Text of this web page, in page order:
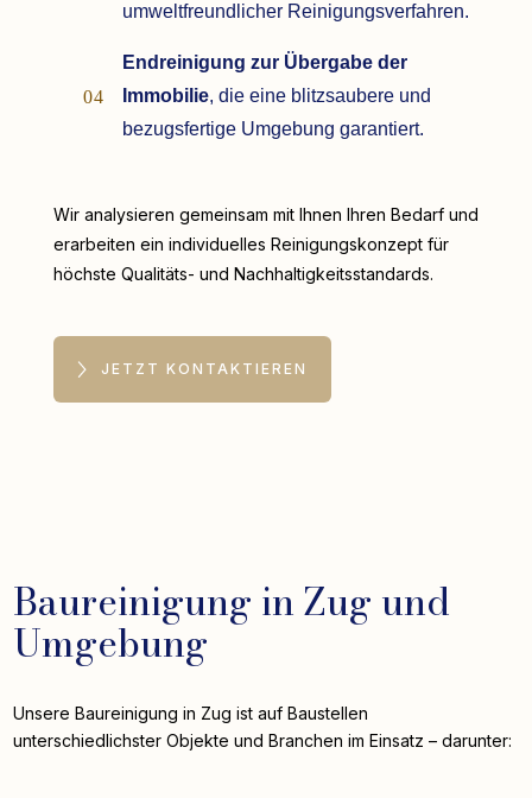
umweltfreundlicher Reinigungsverfahren.
04
Endreinigung zur Übergabe der
Immobilie, die eine blitzsaubere und
bezugsfertige Umgebung garantiert.
Wir analysieren gemeinsam mit Ihnen Ihren Bedarf und
erarbeiten ein individuelles Reinigungskonzept für
höchste Qualitäts- und Nachhaltigkeitsstandards.
JETZT KONTAKTIEREN
Baureinigung in Zug und
Umgebung
Unsere Baureinigung in Zug ist auf Baustellen
unterschiedlichster Objekte und Branchen im Einsatz – darunter: